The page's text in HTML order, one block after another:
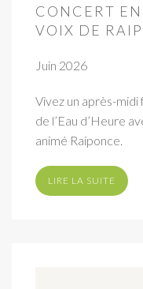
CONCERT
VOIX DE
Juin 2026
Vivez un après-
de l’Eau d’Heure
animé Raiponce.
LIRE LA SUITE